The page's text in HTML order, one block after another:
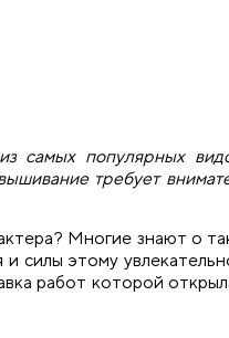
самых популярных
требует
Многие знают о
силы этому
работ которой